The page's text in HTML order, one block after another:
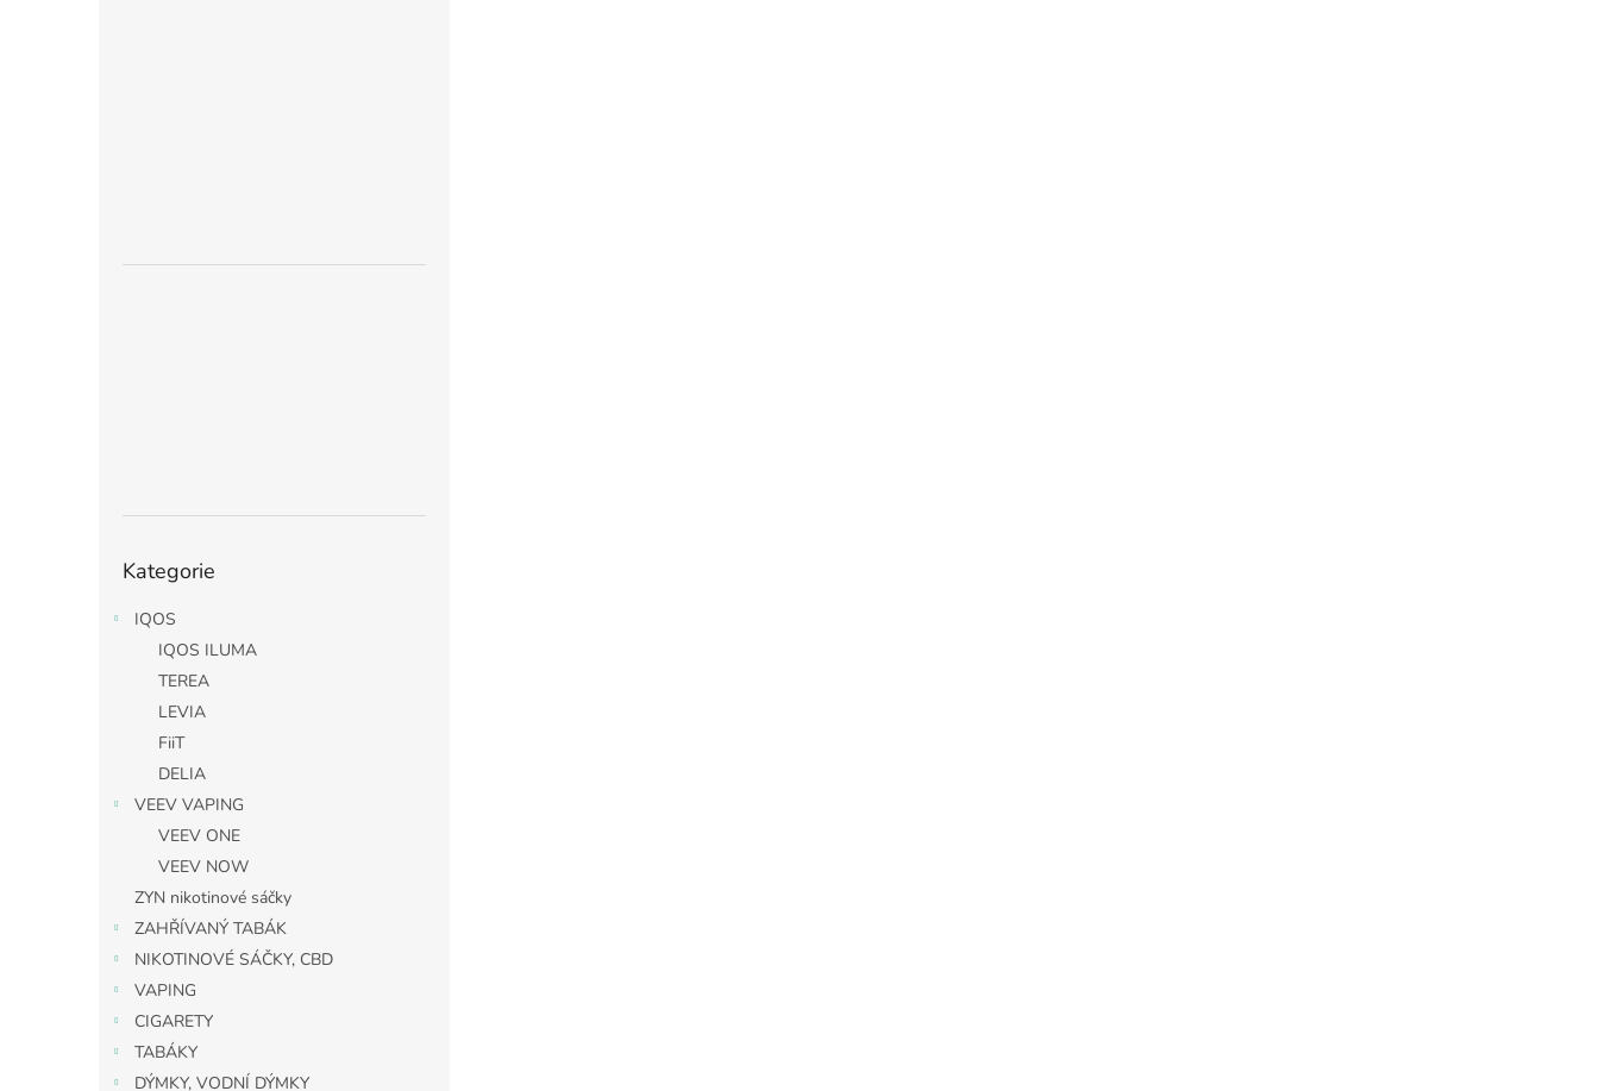
kategorie
Kategorie
IQOS
IQOS ILUMA
TEREA
LEVIA
FiiT
DELIA
VEEV VAPING
VEEV ONE
VEEV NOW
ZYN nikotinové sáčky
ZAHŘÍVANÝ TABÁK
NIKOTINOVÉ SÁČKY, CBD
VAPING
CIGARETY
TABÁKY
DÝMKY, VODNÍ DÝMKY